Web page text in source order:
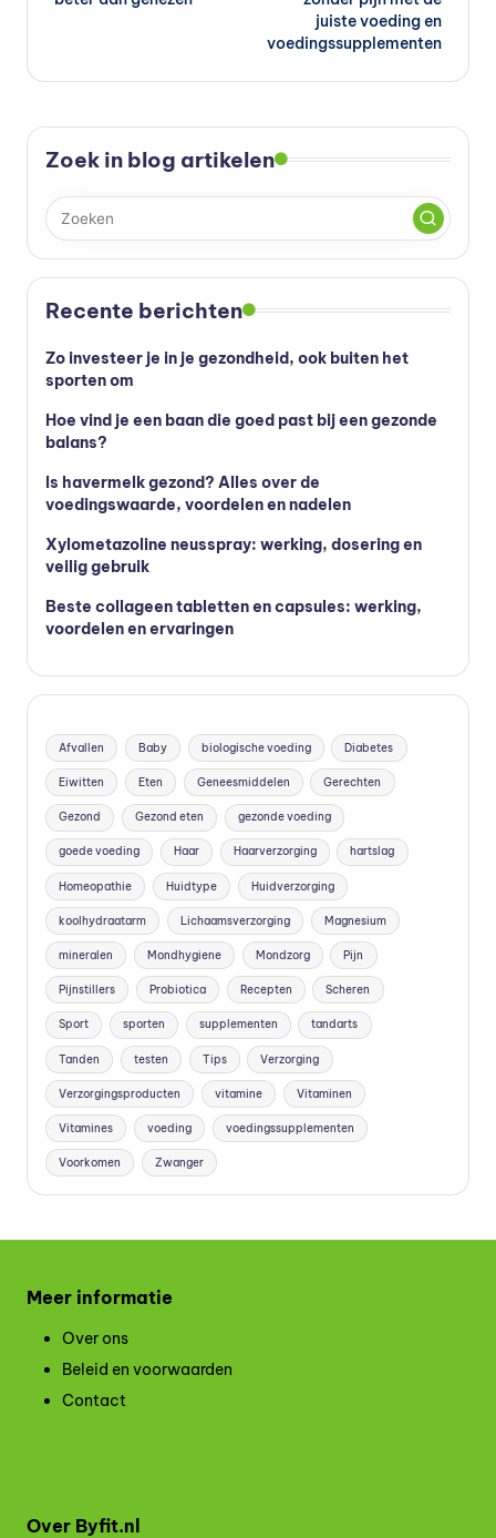
juiste voeding en
voedingssupplementen
Zoek in blog artikelen
Recente berichten
Zo investeer je in je gezondheid, ook buiten het
sporten om
Hoe vind je een baan die goed past bij een gezonde
balans?
Is havermelk gezond? Alles over de
voedingswaarde, voordelen en nadelen
Xylometazoline neusspray: werking, dosering en
veilig gebruik
Beste collageen tabletten en capsules: werking,
voordelen en ervaringen
Afvallen Baby biologische voeding Diabetes
Eiwitten Eten Geneesmiddelen Gerechten
Gezond Gezond eten gezonde voeding
goede voeding Haar Haarverzorging hartslag
Homeopathie Huidtype Huidverzorging
koolhydraatarm Lichaamsverzorging Magnesium
mineralen Mondhygiene Mondzorg Pijn
Pijnstillers Probiotica Recepten Scheren
Sport sporten supplementen tandarts
Tanden testen Tips Verzorging
Verzorgingsproducten vitamine Vitaminen
Vitamines voeding voedingssupplementen
Voorkomen Zwanger
Meer informatie
Over ons
Beleid en voorwaarden
Contact
Over Byfit.nl